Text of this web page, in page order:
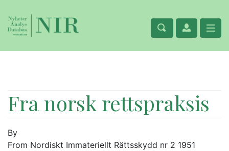
Fra norsk rettspraksis
By
From Nordiskt Immateriellt Rättsskydd nr 2 1951